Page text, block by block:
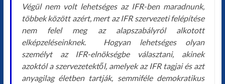
Végül nem volt lehetséges az IFR-ben maradnunk,
többek között azért, mert az IFR szervezeti felépítése
nem felel meg az alapszabályról alkotott
elképzeléseinknek. Hogyan lehetséges olyan
személyt az IFR-elnökségbe választani, akinek
azoktól a szervezetektől, amelyek az IFR tagjai és azt
anyagilag életben tartják, semmiféle demokratikus